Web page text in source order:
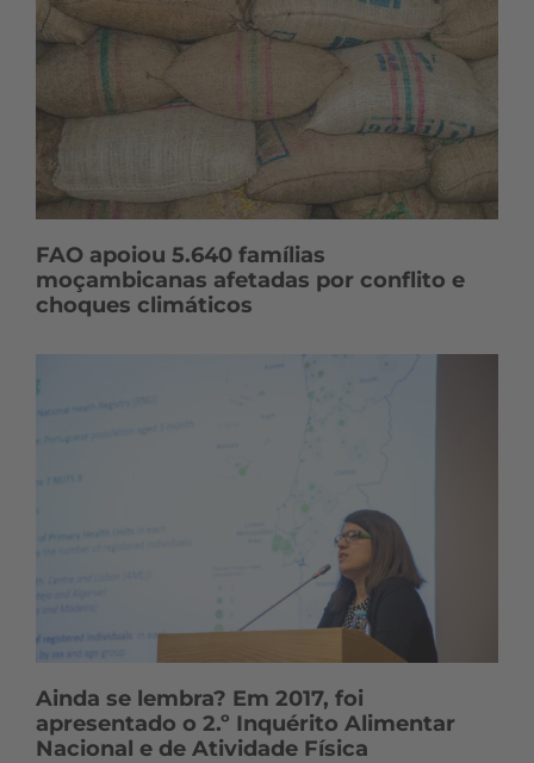
FAO apoiou 5.640 famílias
moçambicanas afetadas por conflito e
choques climáticos
Ainda se lembra? Em 2017, foi
apresentado o 2.º Inquérito Alimentar
Nacional e de Atividade Física